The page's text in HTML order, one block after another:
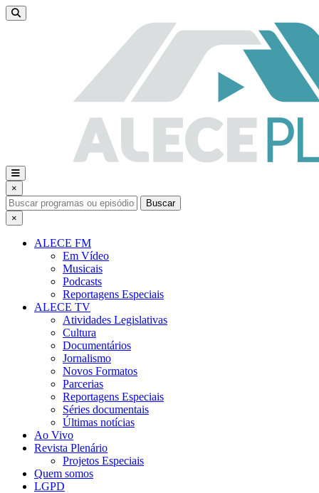
×
Buscar
×
ALECE FM
Em Vídeo
Musicais
Podcasts
Reportagens Especiais
ALECE TV
Atividades Legislativas
Cultura
Documentários
Jornalismo
Novos Formatos
Parcerias
Reportagens Especiais
Séries documentais
Últimas notícias
Ao Vivo
Revista Plenário
Projetos Especiais
Quem somos
LGPD